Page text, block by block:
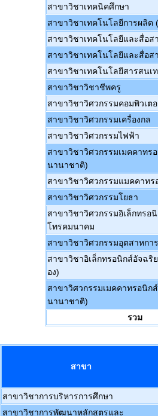
สาขาวิชาเทคนิคศึกษา
สาขาวิชาเทคโนโลยีการผลิต
สาขาวิชาเทคโนโลยีและสื่อส
สาขาวิชาเทคโนโลยีและสื่อส
สาขาวิชาเทคโนโลยีสารสนเ
สาขาวิชาวิชาชีพครู
สาขาวิชาวิศวกรรมคอมพิวเต
สาขาวิชาวิศวกรรมเครื่องกล
สาขาวิชาวิศวกรรมไฟฟ้า
สาขาวิชาวิศวกรรมเมคคาทร
นานาชาติ)
สาขาวิชาวิศวกรรมแมคคาทร
สาขาวิชาวิศวกรรมโยธา
สาขาวิชาวิศวกรรมอิเล็กทรอ
โทรคมนาคม
สาขาวิชาวิศวกรรมอุตสาหการ
สาขาวิชาอิเล็กทรอนิกส์อัจฉริ
อง)
สาขาวิศวกรรมเมคคาทรอนิก
นานาชาติ)
รวม
สาขา
สาขาวิชาการบริหารการศึกษา
สาขาวิชาการพัฒนาหลักสูตรและ